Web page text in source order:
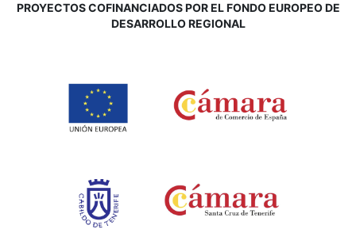
PROYECTOS COFINANCIADOS POR EL FONDO EUROPEO DE
DESARROLLO REGIONAL